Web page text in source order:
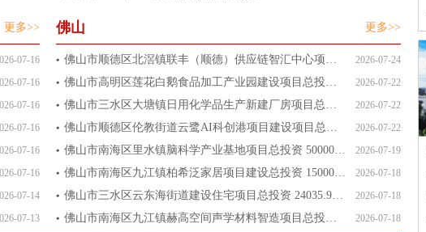
更多>>
07-16
07-16
07-16
07-16
07-16
07-16
07-14
07-13
更多>>
佛山
2026-07-24
佛山市顺德区北滘镇联丰（顺德）供应链智汇中心项目总投资 96
2026-07-22
佛山市高明区莲花白鹅食品加工产业园建设项目总投资 3000万
2026-07-22
佛山市三水区大塘镇日用化学品生产新建厂房项目总投资 1000
2026-07-22
佛山市顺德区伦教街道云鹭AI科创港项目建设项目总投资 260
2026-07-19
佛山市南海区里水镇脑科学产业基地项目总投资 50000万元
2026-07-18
佛山市南海区九江镇柏希泛家居项目建设总投资 15000万元
2026-07-18
佛山市三水区云东海街道建设住宅项目总投资 24035.9万元
2026-07-18
佛山市南海区九江镇赫高空间声学材料智造项目总投资 20000